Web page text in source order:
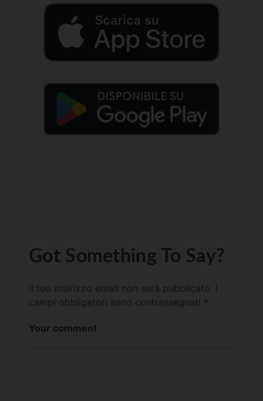
Got Something To Say?
Il tuo indirizzo email non sarà pubblicato.
campi obbligatori sono contrassegnati *
Your comment